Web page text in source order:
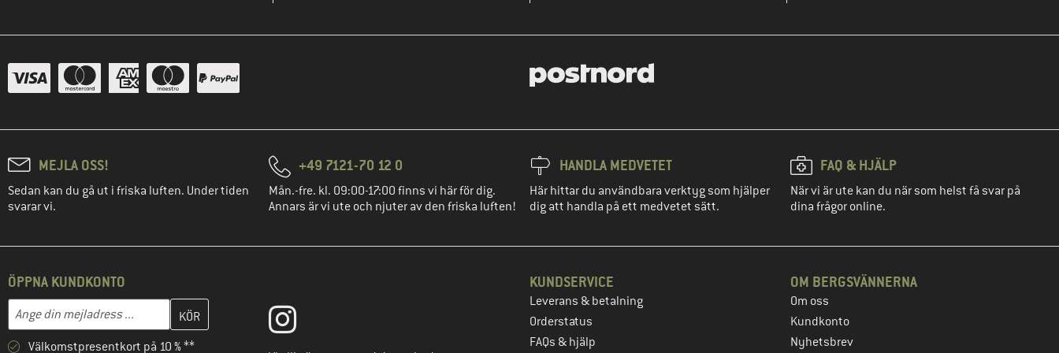
MEJLA OSS!
Sedan kan du gå ut i friska luften. Under tiden
svarar vi.
+49 7121-70 12 0
Mån.-fre. kl. 09:00-17:00 finns vi här för dig.
Annars är vi ute och njuter av den friska luften!
HANDLA MEDVETET
Här hittar du användbara verktyg som hjälper
dig att handla på ett medvetet sätt.
FAQ & HJÄLP
När vi är ute kan du när som helst få svar på
dina frågor online.
ÖPPNA KUNDKONTO
Mejladress
Skriv in din e-postadress här och skapa ditt kundkonto i nästa steg
Välkomstpresentkort på 10 % **
KUNDSERVICE
Leverans & betalning
Orderstatus
FAQs & hjälp
OM BERGSVÄNNERNA
Om oss
Kundkonto
Nyhetsbrev